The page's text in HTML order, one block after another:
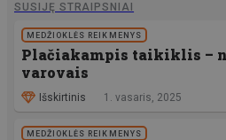
SUSIJĘ STRAIPSNIAI
MEDŽIOKLĖS REIKMENYS
Plačiakampis taikiklis –
varovais
Išskirtinis 1. vasaris, 2025
MEDŽIOKLĖS REIKMENYS